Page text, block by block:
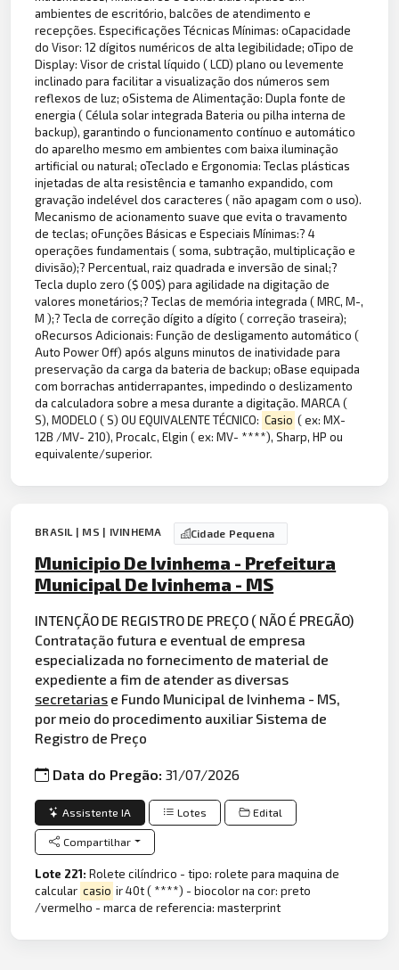
ambientes de escritório, balcões de atendimento e
recepções. Especificações Técnicas Mínimas: oCapacidade
do Visor: 12 dígitos numéricos de alta legibilidade; oTipo de
Display: Visor de cristal líquido ( LCD) plano ou levemente
inclinado para facilitar a visualização dos números sem
reflexos de luz; oSistema de Alimentação: Dupla fonte de
energia ( Célula solar integrada Bateria ou pilha interna de
backup), garantindo o funcionamento contínuo e automático
do aparelho mesmo em ambientes com baixa iluminação
artificial ou natural; oTeclado e Ergonomia: Teclas plásticas
injetadas de alta resistência e tamanho expandido, com
gravação indelével dos caracteres ( não apagam com o uso).
Mecanismo de acionamento suave que evita o travamento
de teclas; oFunções Básicas e Especiais Mínimas:? 4
operações fundamentais ( soma, subtração, multiplicação e
divisão);? Percentual, raiz quadrada e inversão de sinal;?
Tecla duplo zero ($ 00$) para agilidade na digitação de
valores monetários;? Teclas de memória integrada ( MRC, M-,
M );? Tecla de correção dígito a dígito ( correção traseira);
oRecursos Adicionais: Função de desligamento automático (
Auto Power Off) após alguns minutos de inatividade para
preservação da carga da bateria de backup; oBase equipada
com borrachas antiderrapantes, impedindo o deslizamento
da calculadora sobre a mesa durante a digitação. MARCA (
S), MODELO ( S) OU EQUIVALENTE TÉCNICO: Casio ( ex: MX-
12B /MV- 210), Procalc, Elgin ( ex: MV- ****), Sharp, HP ou
equivalente/superior.
BRASIL | MS | IVINHEMA Cidade Pequena
Municipio De Ivinhema - Prefeitura
Municipal De Ivinhema - MS
INTENÇÃO DE REGISTRO DE PREÇO ( NÃO É PREGÃO)
Contratação futura e eventual de empresa
especializada no fornecimento de material de
expediente a fim de atender as diversas
secretarias e Fundo Municipal de Ivinhema - MS,
por meio do procedimento auxiliar Sistema de
Registro de Preço
Data do Pregão:31/07/2026
Assistente IA Lotes Edital
Compartilhar
Lote 221:Rolete cilíndrico - tipo: rolete para maquina de
calcular casio ir 40t ( ****) - biocolor na cor: preto
/vermelho - marca de referencia: masterprint